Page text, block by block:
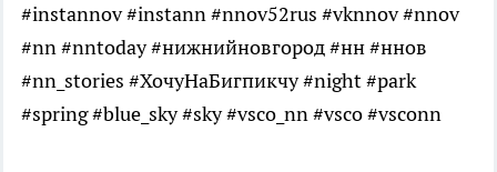
#instannov #instann #nnov52rus #vknnov #nnov
#nn #nntoday #нижнийновгород #нн #ннов
#nn_stories #ХочуНаБигпикчу #night #park
#spring #blue_sky #sky #vsco_nn #vsco #vsconn